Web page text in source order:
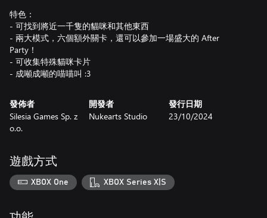
特色：
- 可找到將近一千隻的貓咪和其他東西
- 兩大模式，六個額外關卡，還可以參加一場盛大的 After
Party！
- 可收集特殊貓咪卡片
發佈者
Silesia Games Sp. z
o.o.
開發者
Nukearts Studio
發行日期
23/10/2024
遊戲方式
XBOX One XBOX Series X|S